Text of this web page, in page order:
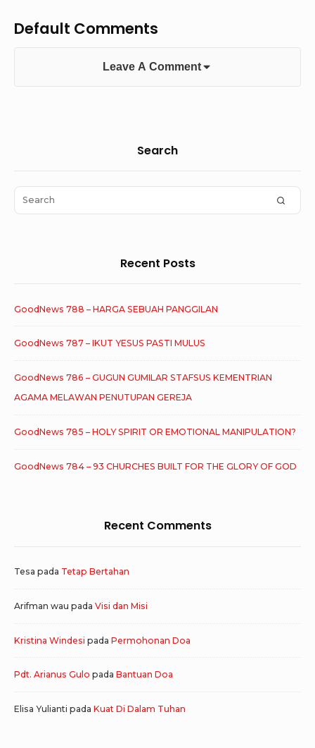
Default Comments
Leave A Comment
Area
Search
Search
for:
Recent Posts
GoodNews 788 – HARGA SEBUAH PANGGILAN
GoodNews 787 – IKUT YESUS PASTI MULUS
GoodNews 786 – GUGUN GUMILAR STAFSUS KEMENTRIAN
AGAMA MELAWAN PENUTUPAN GEREJA
GoodNews 785 – HOLY SPIRIT OR EMOTIONAL MANIPULATION?
GoodNews 784 – 93 CHURCHES BUILT FOR THE GLORY OF GOD
Recent Comments
Tesa pada Tetap Bertahan
Arifman wau pada Visi dan Misi
Kristina Windesi pada Permohonan Doa
Pdt. Arianus Gulo pada Bantuan Doa
Elisa Yulianti pada Kuat Di Dalam Tuhan